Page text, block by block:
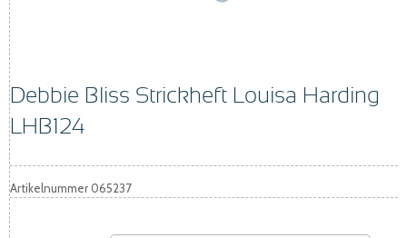
Debbie Bliss Strickheft Louisa Harding
LHB124
Artikelnummer065237